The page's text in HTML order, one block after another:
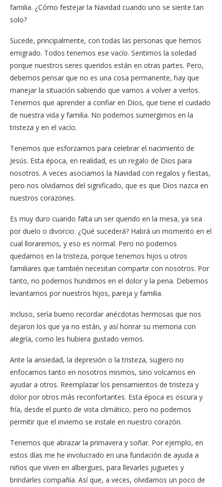
familia. ¿Cómo festejar la Navidad cuando uno se siente tan
solo?
Sucede, principalmente, con todas las personas que hemos
emigrado. Todos tenemos ese vacío. Sentimos la soledad
porque nuestros seres queridos están en otras partes. Pero,
debemos pensar que no es una cosa permanente, hay que
manejar la situación sabiendo que vamos a volver a verlos.
Tenemos que aprender a confiar en Dios, que tiene el cuidado
de nuestra vida y familia. No podemos sumergirnos en la
tristeza y en el vacío.
Tenemos que esforzarnos para celebrar el nacimiento de
Jesús. Esta época, en realidad, es un regalo de Dios para
nosotros. A veces asociamos la Navidad con regalos y fiestas,
pero nos olvidamos del significado, que es que Dios nazca en
nuestros corazones.
Es muy duro cuando falta un ser querido en la mesa, ya sea
por duelo o divorcio. ¿Qué sucederá? Habrá un momento en el
cual lloraremos, y eso es normal. Pero no podemos
quedarnos en la tristeza, porque tenemos hijos u otros
familiares que también necesitan compartir con nosotros. Por
tanto, no podemos hundirnos en el dolor y la pena. Debemos
levantarnos por nuestros hijos, pareja y familia.
Incluso, sería bueno recordar anécdotas hermosas que nos
dejaron los que ya no están, y así honrar su memoria con
alegría, como les hubiera gustado vernos.
Ante la ansiedad, la depresión o la tristeza, sugiero no
enfocarnos tanto en nosotros mismos, sino volcarnos en
ayudar a otros. Reemplazar los pensamientos de tristeza y
dolor por otros más reconfortantes. Esta época es oscura y
fría, desde el punto de vista climático, pero no podemos
permitir que el invierno se instale en nuestro corazón.
Tenemos que abrazar la primavera y soñar. Por ejemplo, en
estos días me he involucrado en una fundación de ayuda a
niños que viven en albergues, para llevarles juguetes y
brindarles compañía. Así que, a veces, olvidarnos un poco de